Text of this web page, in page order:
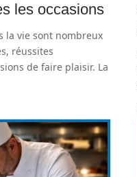
les occasions
la vie sont nombreux
réussites
de faire plaisir. La